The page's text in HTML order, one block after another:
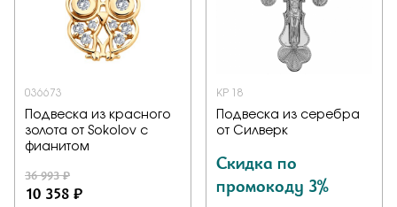
036673
Подвеска из красного
золота от Sokolov с
фианитом
36 993 ₽
10 358 ₽
KP 18
Подвеска из серебра
от Силверк
Скидка по
промокоду 3%